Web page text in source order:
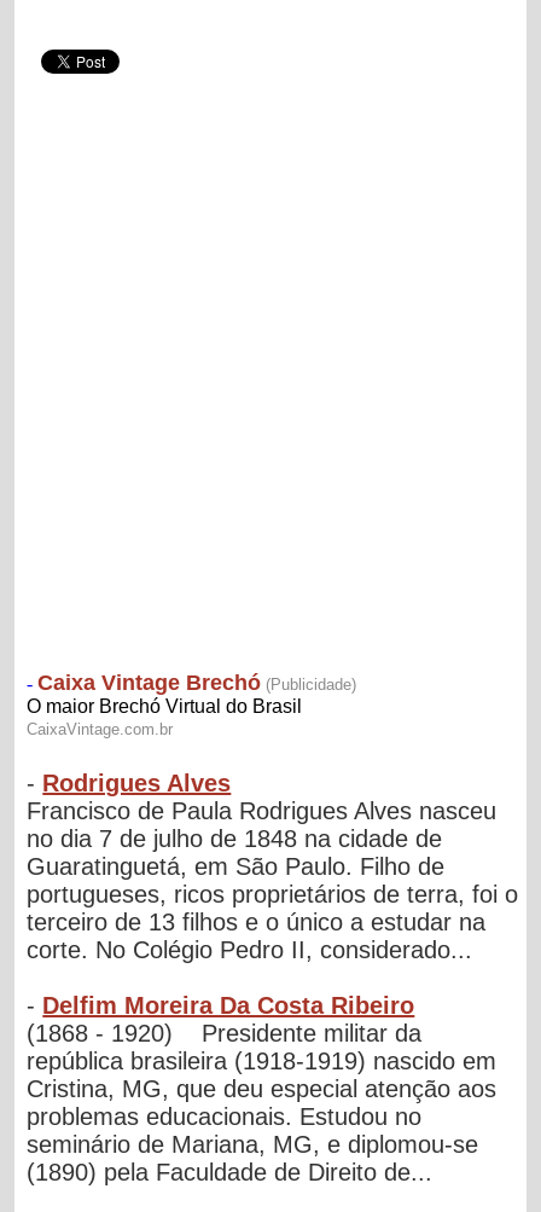
- Rodrigues Alves
Francisco de Paula Rodrigues Alves nasceu
no dia 7 de julho de 1848 na cidade de
Guaratinguetá, em São Paulo. Filho de
portugueses, ricos proprietários de terra, foi o
terceiro de 13 filhos e o único a estudar na
corte. No Colégio Pedro II, considerado...
- Delfim Moreira Da Costa Ribeiro
(1868 - 1920) Presidente militar da
república brasileira (1918-1919) nascido em
Cristina, MG, que deu especial atenção aos
problemas educacionais. Estudou no
seminário de Mariana, MG, e diplomou-se
(1890) pela Faculdade de Direito de...